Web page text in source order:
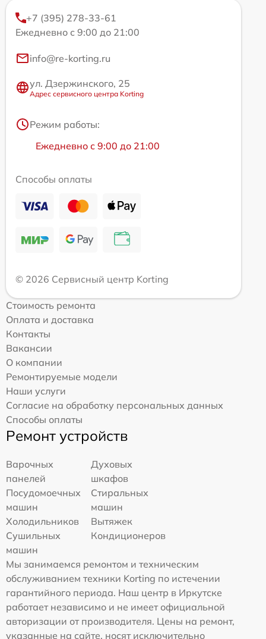
+7 (395) 278-33-61
Ежедневно с 9:00 до 21:00
info@re-korting.ru
ул. Дзержинского, 25
Адрес сервисного центра Korting
Режим работы:
Ежедневно с 9:00 до 21:00
Способы оплаты
© 2026 Сервисный центр Korting
Стоимость ремонта
Оплата и доставка
Контакты
Вакансии
О компании
Ремонтируемые модели
Наши услуги
Согласие на обработку персональных данных
Способы оплаты
Ремонт устройств
Варочных
панелей
Духовых
шкафов
Посудомоечных
машин
Стиральных
машин
Холодильников
Вытяжек
Сушильных
машин
Кондиционеров
Мы занимаемся ремонтом и техническим
обслуживанием техники Korting по истечении
гарантийного периода. Наш центр в Иркутске
работает независимо и не имеет официальной
авторизации от производителя. Цены на ремонт,
указанные на сайте, носят исключительно